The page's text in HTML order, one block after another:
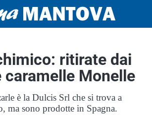
ritirate dai
caramelle Monelle
è la Dulcis Srl che si trova a
ma sono prodotte in Spagna.